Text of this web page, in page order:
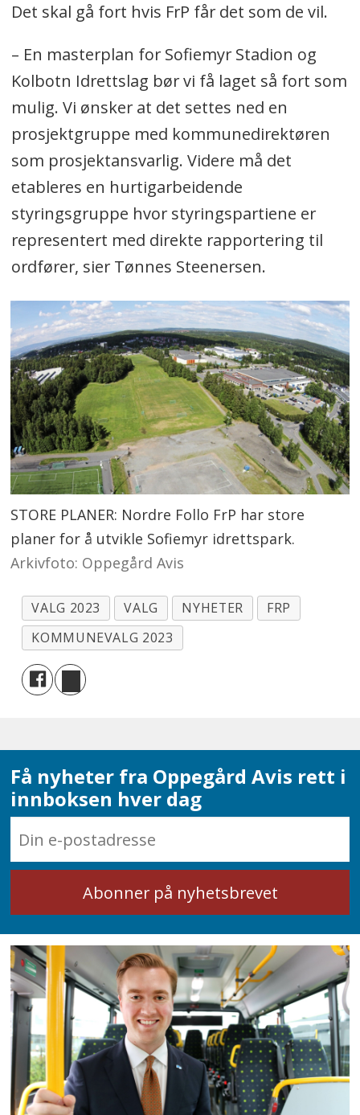
Det skal gå fort hvis FrP får det som de vil.
– En masterplan for Sofiemyr Stadion og
Kolbotn Idrettslag bør vi få laget så fort som
mulig. Vi ønsker at det settes ned en
prosjektgruppe med kommunedirektøren
som prosjektansvarlig. Videre må det
etableres en hurtigarbeidende
styringsgruppe hvor styringspartiene er
representert med direkte rapportering til
ordfører, sier Tønnes Steenersen.
STORE PLANER: Nordre Follo FrP har store
planer for å utvikle Sofiemyr idrettspark.
Arkivfoto: Oppegård Avis
VALG 2023 VALG NYHETER
FRP
KOMMUNEVALG 2023
Få nyheter fra Oppegård Avis rett i
innboksen hver dag